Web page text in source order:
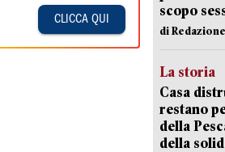
CLICCA QUI
scopo
di
La storia
Casa
restano
della
della